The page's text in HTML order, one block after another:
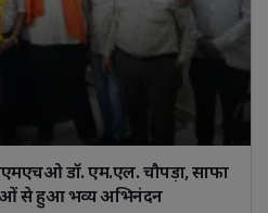
डॉ. एम.एल. चौपड़ा, साफा
से हुआ भव्य अभिनंदन